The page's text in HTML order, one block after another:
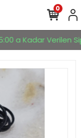
a Kadar Verilen
0